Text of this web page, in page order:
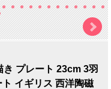
プレート 23cm 3羽
イギリス 西洋陶磁